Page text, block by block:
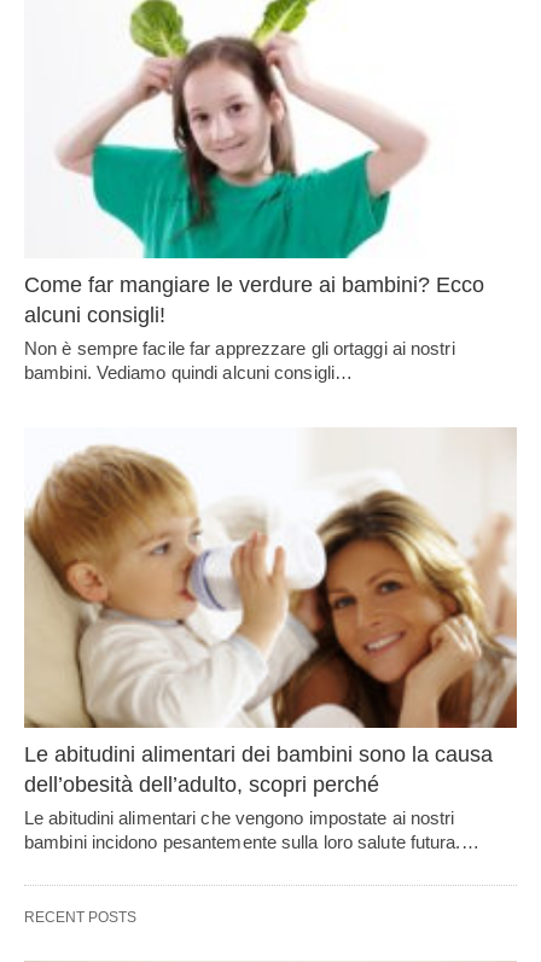
Come far mangiare le verdure ai bambini? Ecco
alcuni consigli!
Non è sempre facile far apprezzare gli ortaggi ai nostri
bambini. Vediamo quindi alcuni consigli…
Le abitudini alimentari dei bambini sono la causa
dell’obesità dell’adulto, scopri perché
Le abitudini alimentari che vengono impostate ai nostri
bambini incidono pesantemente sulla loro salute futura.…
RECENT POSTS